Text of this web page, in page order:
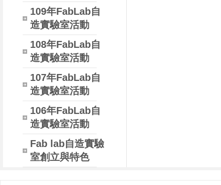
109年FabLab自
造實驗室活動
108年FabLab自
造實驗室活動
107年FabLab自
造實驗室活動
106年FabLab自
造實驗室活動
Fab lab自造實驗
室創立與特色